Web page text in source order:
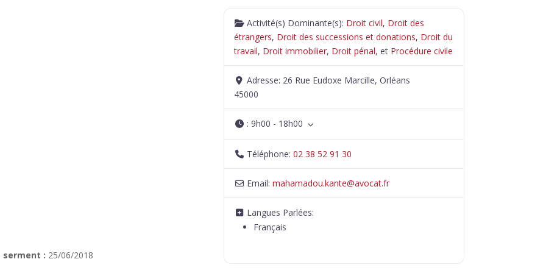
serment : 25/06/2018
Activité(s) Dominante(s): Droit civil, Droit des
étrangers, Droit des successions et donations, Droit du
travail, Droit immobilier, Droit pénal, et Procédure civile
Adresse: 26 Rue Eudoxe Marcille, Orléans
45000
:9h00 - 18h00
Téléphone:02 38 52 91 30
Email:mahamadou.kante@avocat.fr
Langues Parlées:
Français